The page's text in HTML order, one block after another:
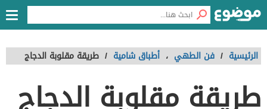
الرئيسية / فن الطهي ، أطباق شامية / طريقة مقلوبة الدجاج
طريقة مقلوبة الدجاج